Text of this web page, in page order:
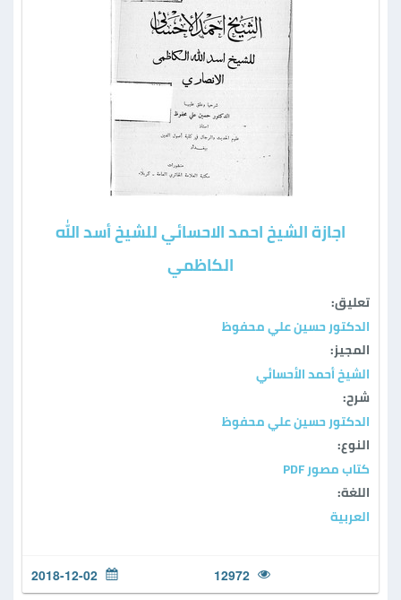
اجازة الشيخ احمد الاحسائي للشيخ أسد الله
الكاظمي
تعليق:
الدكتور حسين علي محفوظ
المجيز:
الشيخ أحمد الأحسائي
شرح:
الدكتور حسين علي محفوظ
النوع:
كتاب مصور PDF
اللغة:
العربية
12972
2018-12-02